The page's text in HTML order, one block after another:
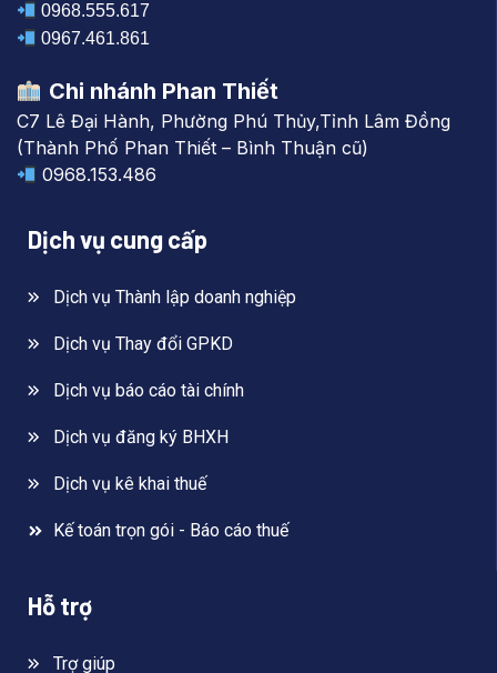
0968.555.617
0967.461.861
Chi nhánh Phan Thiết
C7 Lê Đại Hành, Phường Phú Thủy,Tỉnh Lâm Đồng
(Thành Phố Phan Thiết – Bình Thuận cũ)
0968.153.486
Dịch vụ cung cấp
Dịch vụ Thành lập doanh nghiệp
Dịch vụ Thay đổi GPKD
Dịch vụ báo cáo tài chính
Dịch vụ đăng ký BHXH
Dịch vụ kê khai thuế
Kế toán trọn gói - Báo cáo thuế
Hỗ trợ
Trợ giúp